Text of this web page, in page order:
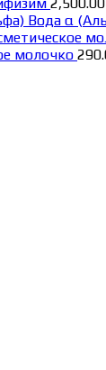
2,500.00
Вода α
молочко